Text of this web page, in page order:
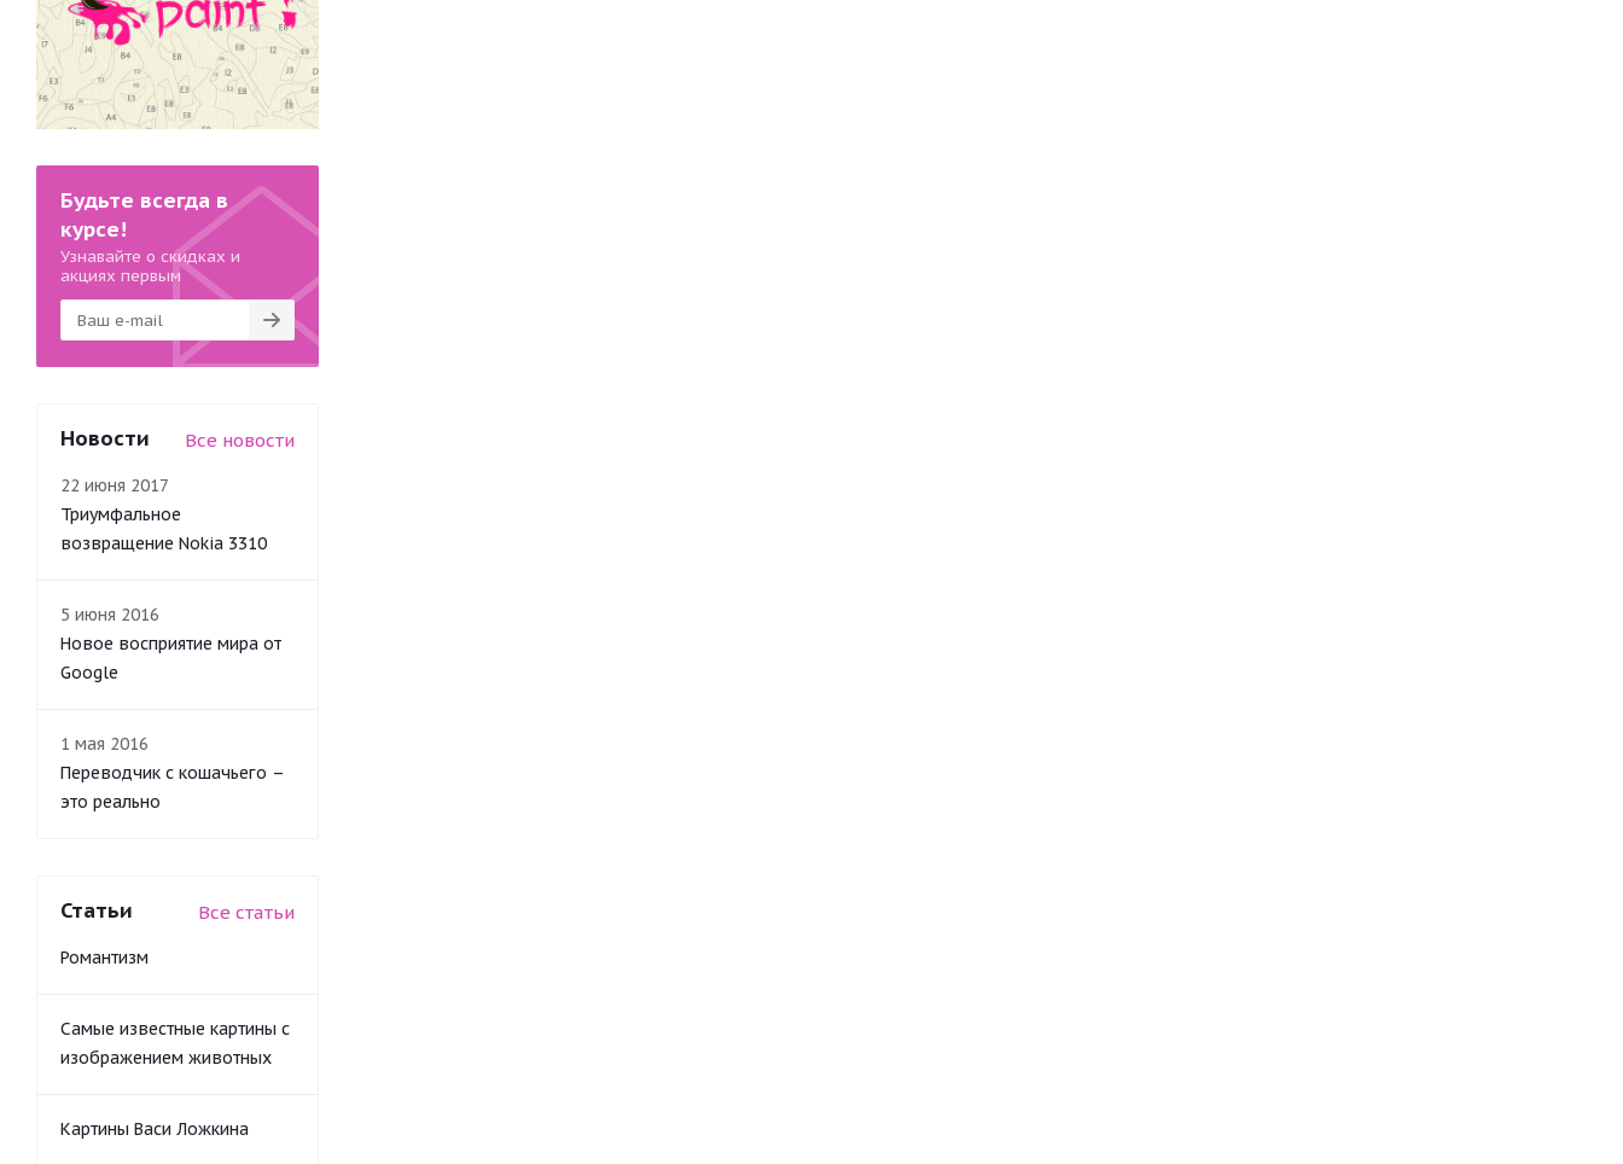
Будьте всегда в
курсе!
Узнавайте о скидках и
акциях первым
Новости Все новости
22 июня 2017
Триумфальное
возвращение Nokia 3310
5 июня 2016
Новое восприятие мира от
Google
1 мая 2016
Переводчик с кошачьего –
это реально
Статьи Все статьи
Романтизм
Самые известные картины с
изображением животных
Картины Васи Ложкина